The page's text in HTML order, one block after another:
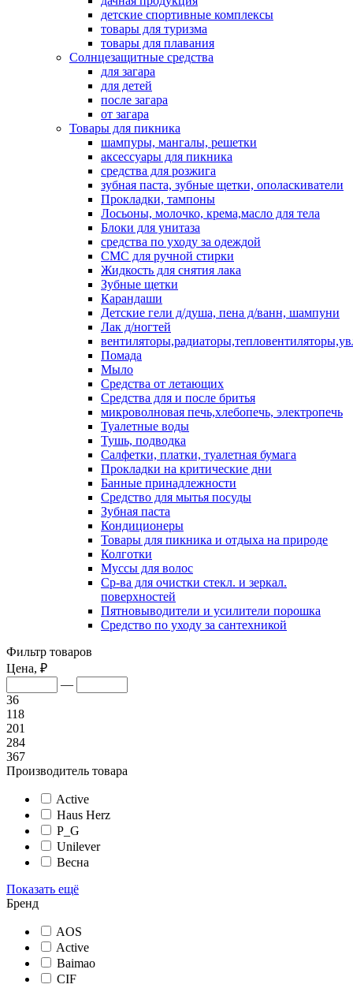
детские спортивные комплексы
товары для туризма
товары для плавания
Солнцезащитные средства
для загара
для детей
после загара
от загара
Товары для пикника
шампуры, мангалы, решетки
аксессуары для пикника
средства для розжига
зубная паста, зубные щетки, ополаскиватели
Прокладки, тампоны
Лосьоны, молочко, крема,масло для тела
Блоки для унитаза
средства по уходу за одеждой
СМС для ручной стирки
Жидкость для снятия лака
Зубные щетки
Карандаши
Детские гели д/душа, пена д/ванн, шампуни
Лак д/ногтей
Помада
Мыло
Средства от летающих
Средства для и после бритья
микроволновая печь,хлебопечь, электропечь
Туалетные воды
Тушь, подводка
Салфетки, платки, туалетная бумага
Прокладки на критические дни
Банные принадлежности
Средство для мытья посуды
Зубная паста
Кондиционеры
Товары для пикника и отдыха на природе
Колготки
Муссы для волос
Ср-ва для очистки стекл. и зеркал.
поверхностей
Пятновыводители и усилители порошка
Средство по уходу за сантехникой
Фильтр товаров
Цена, ₽
—
36
118
201
284
367
Производитель товара
Active
Haus Herz
P_G
Unilever
Весна
Показать ещё
Бренд
AOS
Active
Baimao
CIF